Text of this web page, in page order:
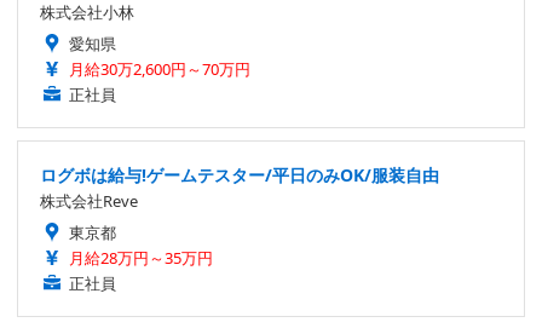
株式会社小林
愛知県
月給30万2,600円～70万円
正社員
ログボは給与!ゲームテスター/平日のみOK/服装自由
株式会社Reve
東京都
月給28万円～35万円
正社員